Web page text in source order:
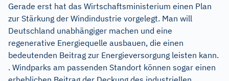
Gerade erst hat das Wirtschaftsministerium einen Plan
zur Stärkung der Windindustrie vorgelegt. Man will
Deutschland unabhängiger machen und eine
regenerative Energiequelle ausbauen, die einen
bedeutenden Beitrag zur Energieversorgung leisten kann.
. Windparks am passenden Standort können sogar einen